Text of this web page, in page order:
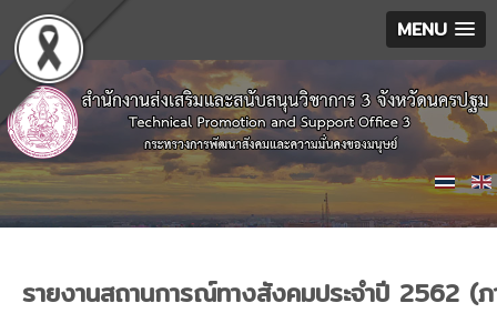
MENU
รายงานสถานการณ์ทางสังคมประจำปี 2562 (